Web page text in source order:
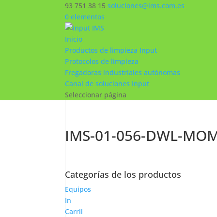
93 751 38 15 soluciones@ims.com.es
0 elementos
Inicio
Productos de limpieza Input
Protocolos de limpieza
Fregadoras industriales autónomas
Canal de soluciones Input
Seleccionar página
IMS-01-056-DWL-
Categorías de los productos
Equipos
In
Carril